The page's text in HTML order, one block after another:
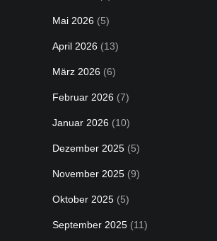
Mai 2026 (5)
April 2026 (13)
März 2026 (6)
Februar 2026 (7)
Januar 2026 (10)
Dezember 2025 (5)
November 2025 (9)
Oktober 2025 (5)
September 2025 (11)